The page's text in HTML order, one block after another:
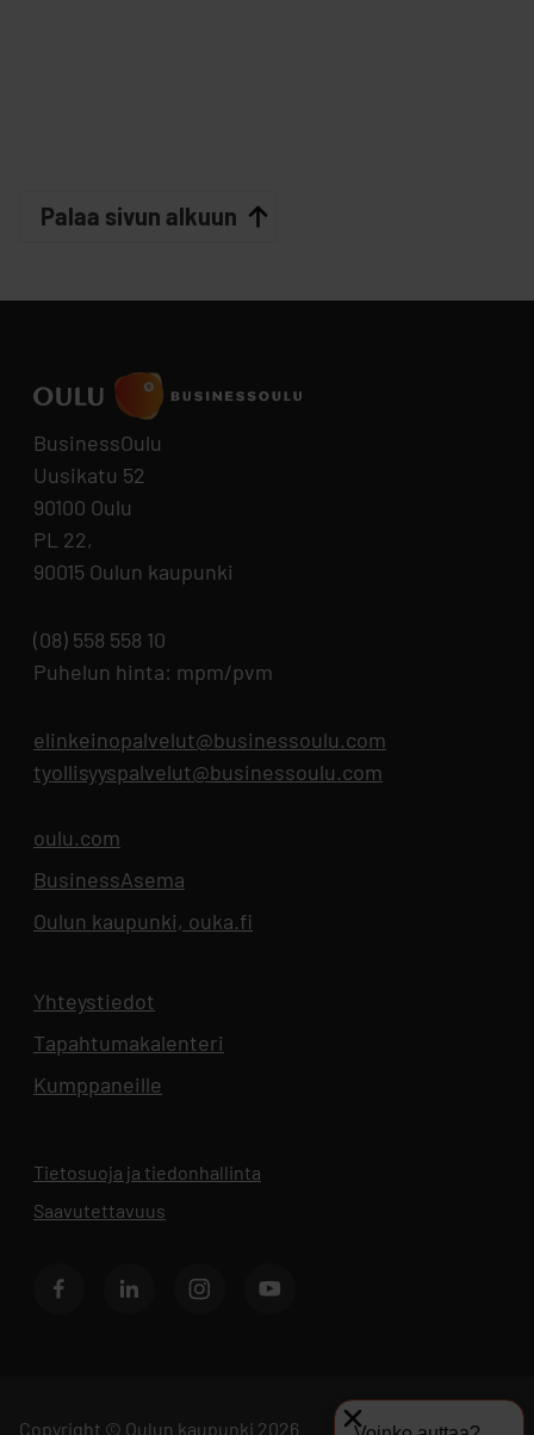
Palaa sivun alkuun
BusinessOulu
Uusikatu 52
90100 Oulu
PL 22,
90015 Oulun kaupunki
(08) 558 558 10
Puhelun hinta: mpm/pvm
elinkeinopalvelut@businessoulu.com
tyollisyyspalvelut@businessoulu.com
oulu.com
BusinessAsema
Oulun kaupunki, ouka.fi
Yhteystiedot
Tapahtumakalenteri
Kumppaneille
Tietosuoja ja tiedonhallinta
Saavutettavuus
FacebookLinkedIn InstagramYoutube
Copyright © Oulun kaupunki 2026.